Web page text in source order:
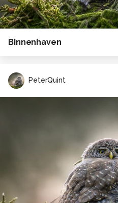
Binnenhaven
PeterQuint